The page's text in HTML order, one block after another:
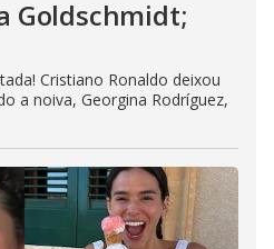
Goldschmidt;
Cristiano Ronaldo deixou
a noiva, Georgina Rodríguez,